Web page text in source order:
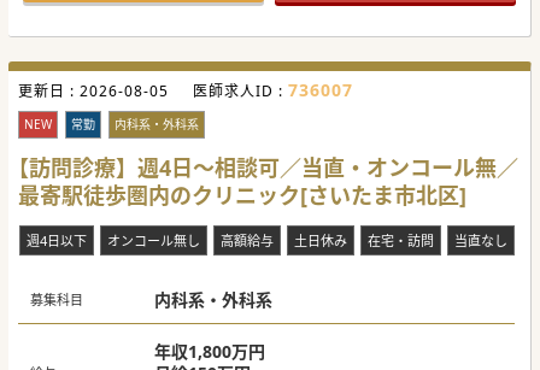
更新日 : 2026-08-05 医師求人ID : 736007
NEW 常勤 内科系・外科系
【訪問診療】週4日～相談可／当直・オンコール無／
最寄駅徒歩圏内のクリニック[さいたま市北区]
週4日以下 オンコール無し 高額給与 土日休み 在宅・訪問 当直なし
募集科目 内科系・外科系
年収1,800万円